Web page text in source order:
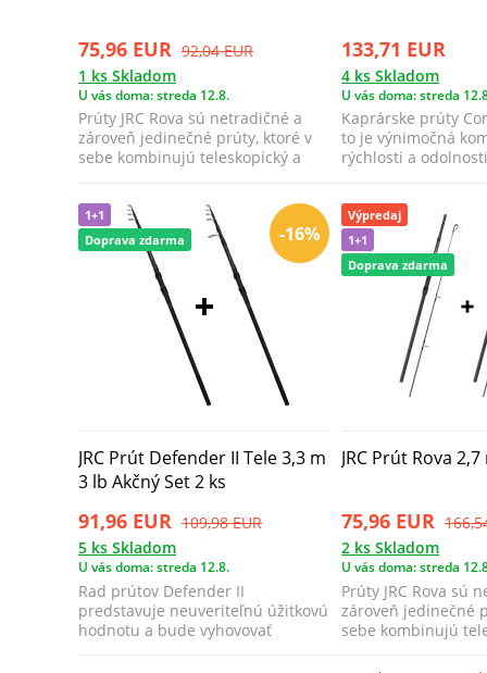
75,96 EUR 92,04 EUR
1 ks Skladom
U vás doma: streda 12.8.
Prúty JRC Rova sú netradičné a
zároveň jedinečné prúty, ktoré v
sebe kombinujú teleskopický a
133,71 EUR
4 ks Skladom
U vás doma: streda
Kaprárske prúty
to je výnimočná
rýchlosti a
-16%
1+1
Doprava zdarma
JRC Prút Defender II Tele 3,3 m
3 lb Akčný Set 2 ks
91,96 EUR 109,98 EUR
5 ks Skladom
U vás doma: streda 12.8.
Rad prútov Defender II
predstavuje neuveriteľnú úžitkovú
hodnotu a bude vyhovovať
Výpredaj
1+1
Doprava zdarma
JRC Prút Rova
75,96 EUR
2 ks Skladom
U vás doma: streda
Prúty JRC Rova sú
zároveň jedinečné
sebe kombinujú